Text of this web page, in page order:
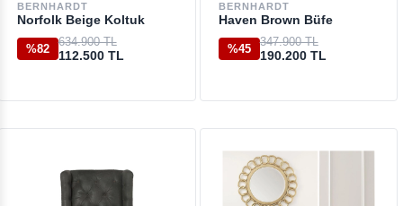
BERNHARDT
Norfolk Beige Koltuk
%82
634.900 TL
112.500 TL
BERNHARDT
Haven Brown Büfe
%45
347.900 TL
190.200 TL